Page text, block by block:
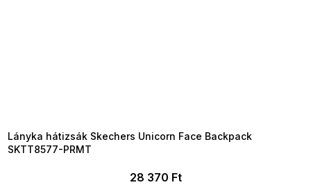
Lányka hátizsák Skechers Unicorn Face Backpack
SKTT8577-PRMT
28 370 Ft